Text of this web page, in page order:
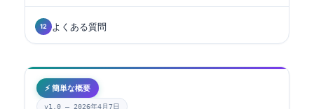
よくある質問
⚡ 簡単な概要
v1.0 — 2026年4月7日